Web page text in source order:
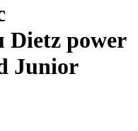
Dietz power
Junior